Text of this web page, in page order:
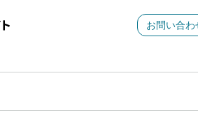
お問い合わ